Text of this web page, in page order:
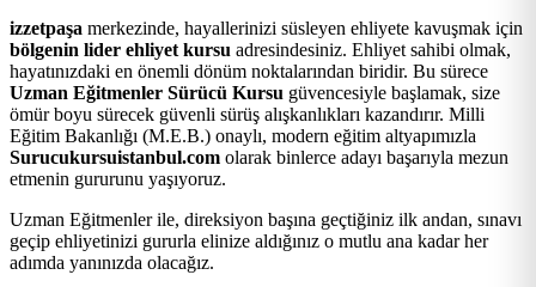
-
Şişli
En
İyi
Ehliyet
Özel
Direksiyon
Dersi
izzetpaşa merkezinde, hayallerinizi süsleyen ehliyete kavuşmak için
bölgenin lider ehliyet kursu adresindesiniz. Ehliyet sahibi olmak,
hayatınızdaki en önemli dönüm noktalarından biridir. Bu sürece
Uzman Eğitmenler Sürücü Kursu güvencesiyle başlamak, size
ömür boyu sürecek güvenli sürüş alışkanlıkları kazandırır. Milli
Eğitim Bakanlığı (M.E.B.) onaylı, modern eğitim altyapımızla
Surucukursuistanbul.com olarak binlerce adayı başarıyla mezun
etmenin gururunu yaşıyoruz.
Uzman Eğitmenler ile, direksiyon başına geçtiğiniz ilk andan, sınavı
geçip ehliyetinizi gururla elinize aldığınız o mutlu ana kadar her
adımda yanınızda olacağız.